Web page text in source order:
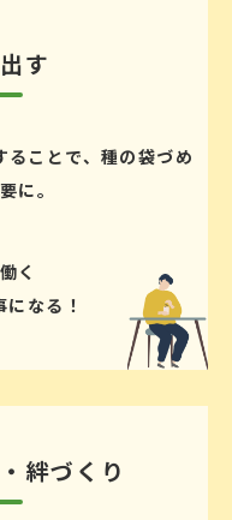
す
ことで、種の袋づめ
に。
く
なる！
絆づくり